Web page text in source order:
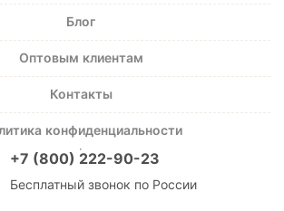
Блог
Оптовым клиентам
Контакты
конфиденциальности
+7 (800) 222-90-23
Бесплатный звонок по России